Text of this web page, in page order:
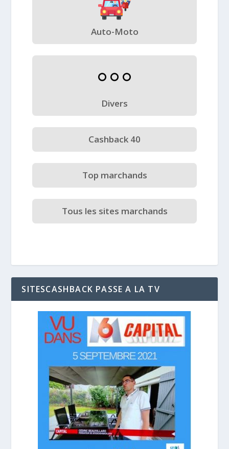
Auto-Moto
Divers
Cashback 40
Top marchands
Tous les sites marchands
SITESCASHBACK PASSE A LA TV